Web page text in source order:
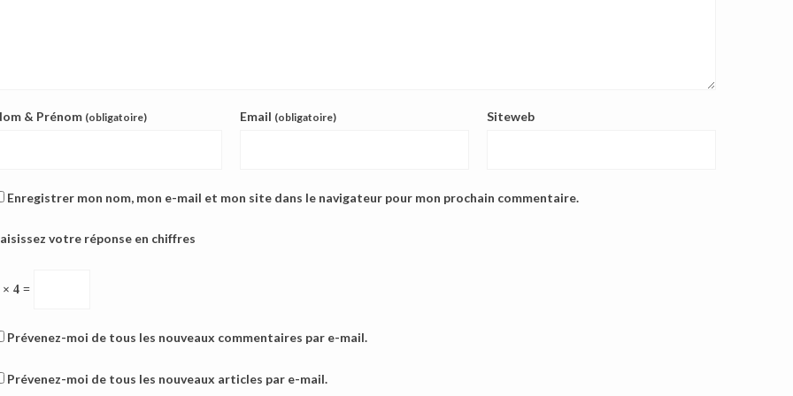
& Prénom (obligatoire) Email (obligatoire) Siteweb
Enregistrer mon nom, mon e-mail et mon site dans le navigateur pour mon prochain commentaire.
votre réponse en chiffres
× 4 =
Prévenez-moi de tous les nouveaux commentaires par e-mail.
Prévenez-moi de tous les nouveaux articles par e-mail.